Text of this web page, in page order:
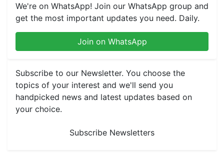
We're on WhatsApp! Join our WhatsApp group and
get the most important updates you need. Daily.
Join on WhatsApp
Subscribe to our Newsletter. You choose the
topics of your interest and we'll send you
handpicked news and latest updates based on
your choice.
Subscribe Newsletters